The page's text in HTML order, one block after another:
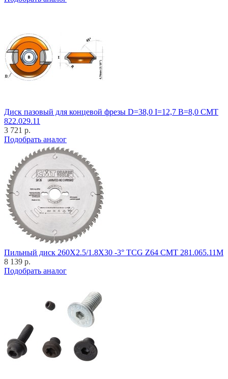
Диск пазовый для концевой фрезы D=38,0 I=12,7 B=8,0 CMT
822.029.11
3 721 р.
Подобрать аналог
Пильный диск 260X2.5/1.8X30 -3° TCG Z64 CMT 281.065.11M
8 139 р.
Подобрать аналог